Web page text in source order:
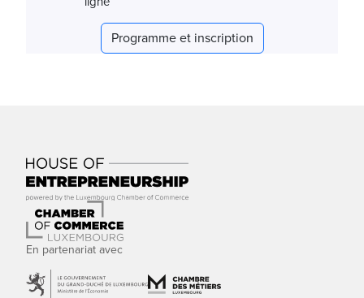
Programme et inscription
En partenariat avec